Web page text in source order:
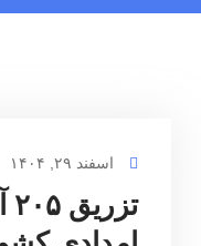
اسفند ۲۹, ۱۴۰۴